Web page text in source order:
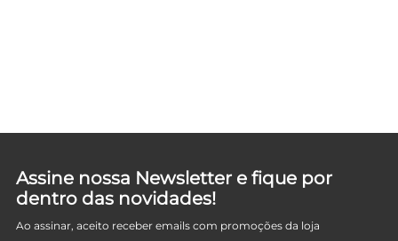
Assine nossa Newsletter e fique por
dentro das novidades!
Ao assinar, aceito receber emails com promoções da loja